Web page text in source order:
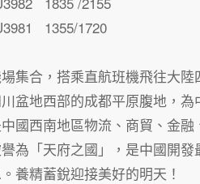
1355/1720
集合，搭乘直航班機飛往大
盆地西部的成都平原腹地，
國西南地區物流、商貿、金
為「天府之國」，是中國開
養精蓄銳迎接美好的明天！